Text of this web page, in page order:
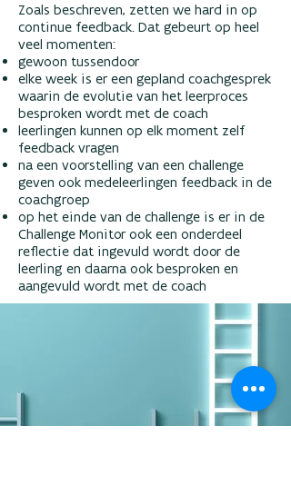
Zoals beschreven, zetten we hard in op
continue feedback. Dat gebeurt op heel
veel momenten:
gewoon tussendoor
elke week is er een gepland coachgesprek
waarin de evolutie van het leerproces
besproken wordt met de coach
leerlingen kunnen op elk moment zelf
feedback vragen
na een voorstelling van een challenge
geven ook medeleerlingen feedback in de
coachgroep
op het einde van de challenge is er in de
Challenge Monitor ook een onderdeel
reflectie dat ingevuld wordt door de
leerling en daarna ook besproken en
aangevuld wordt met de coach